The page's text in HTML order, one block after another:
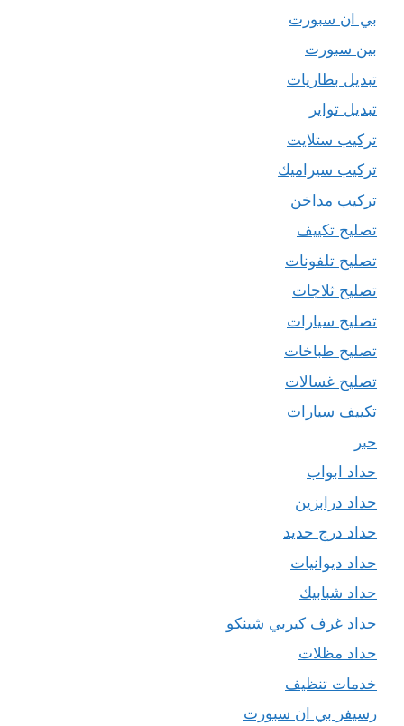
بي ان سبورت
بين سبورت
تبديل بطاريات
تبديل تواير
تركيب ستلايت
تركيب سيراميك
تركيب مداخن
تصليح تكييف
تصليح تلفونات
تصليح ثلاجات
تصليح سيارات
تصليح طباخات
تصليح غسالات
تكييف سيارات
حبر
حداد ابواب
حداد درابزين
حداد درج حديد
حداد ديوانيات
حداد شبابيك
حداد غرف كيربي شينكو
حداد مظلات
خدمات تنظيف
رسيفر بي ان سبورت